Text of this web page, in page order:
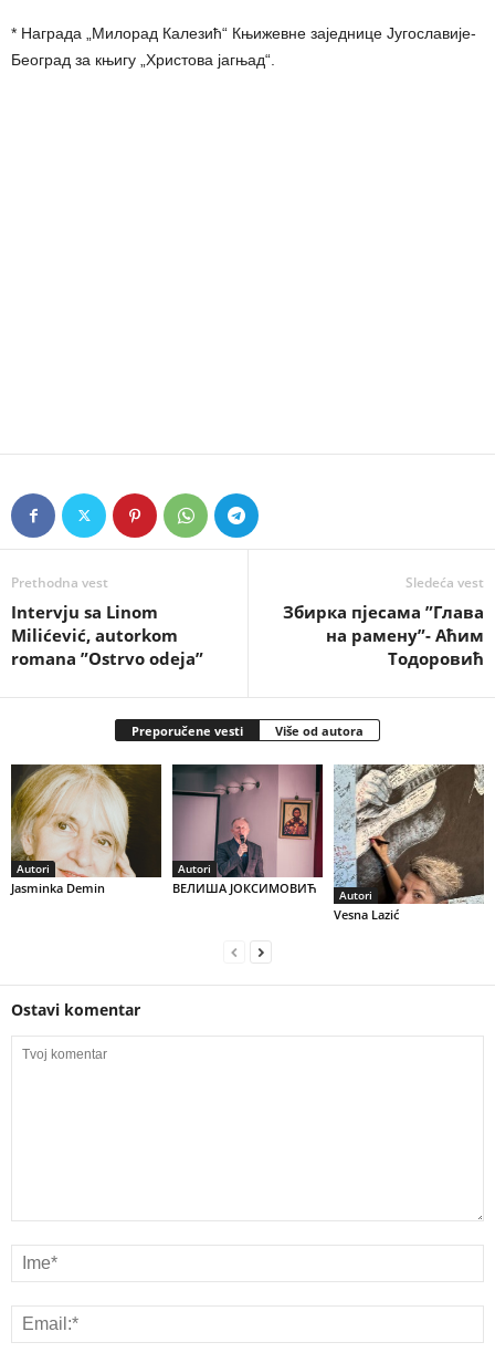
* Награда „Милорад Калезић“ Књижевне заједнице Југославије-
Београд за књигу „Христова јагњад“.
Prethodna vest
Intervju sa Linom
Milićević, autorkom
romana ”Ostrvo odeja”
Sledeća vest
Збирка пјесама ”Глава
на рамену”- Аћим
Тодоровић
Preporučene vesti Više od autora
Autori
Jasminka Demin
Autori
ВЕЛИША ЈОКСИМОВИЋ Autori
Vesna Lazić
Ostavi komentar